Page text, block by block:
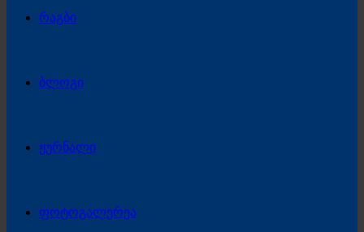
რაგბი
ბლოგი
ჟურნალი
ფოტოგალერეა